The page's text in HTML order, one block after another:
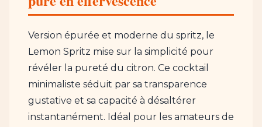
Version épurée et moderne du spritz, le
Lemon Spritz mise sur la simplicité pour
révéler la pureté du citron. Ce cocktail
minimaliste séduit par sa transparence
gustative et sa capacité à désaltérer
instantanément. Idéal pour les amateurs de